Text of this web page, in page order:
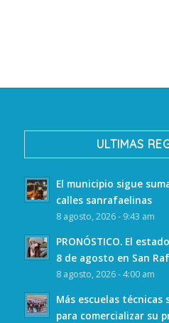
ULTIMAS
El municipio sigue
calles sanrafaelinas
8 agosto, 2026 - 9:43 am
PRONÓSTICO. El
8 de agosto en San
8 agosto, 2026 - 4:00 am
Más escuelas técnicas
para comercializar su